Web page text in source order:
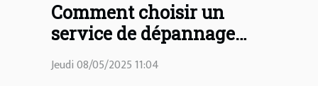
Comment choisir un
service de dépannage
fiable et économique ?
Jeudi 08/05/2025 11:04